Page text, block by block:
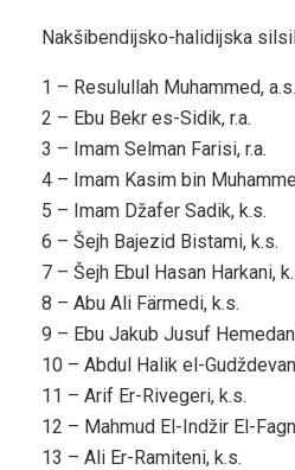
Nakšibendijsko-halidijska
1 – Resulullah Muhammed, a.s.
2 – Ebu Bekr es-Sidik, r.a.
3 – Imam Selman Farisi, r.a.
4 – Imam Kasim bin
5 – Imam Džafer Sadik, k.s.
6 – Šejh Bajezid Bistami, k.s.
7 – Šejh Ebul Hasan Harkani,
8 – Abu Ali Färmedi, k.s.
9 – Ebu Jakub Jusuf
10 – Abdul Halik el-
11 – Arif Er-Rivegeri, k.s.
12 – Mahmud El-Indžir El-
13 – Ali Er-Ramiteni, k.s.